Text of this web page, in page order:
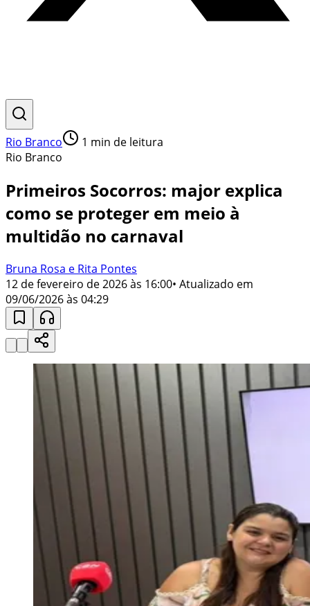
Rio Branco 1 min de leitura
Rio Branco
Primeiros Socorros: major explica
como se proteger em meio à
multidão no carnaval
Bruna Rosa e Rita Pontes
12 de fevereiro de 2026 às 16:00• Atualizado em
09/06/2026 às 04:29